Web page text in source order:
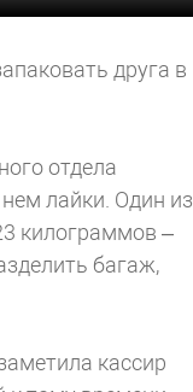
друга в
отдела
лайки. Один из
килограммов –
багаж,
кассир